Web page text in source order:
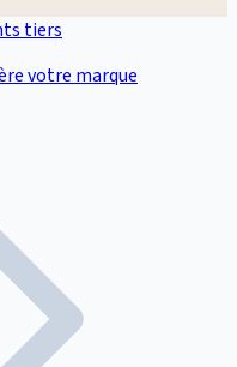
tiers
votre marque